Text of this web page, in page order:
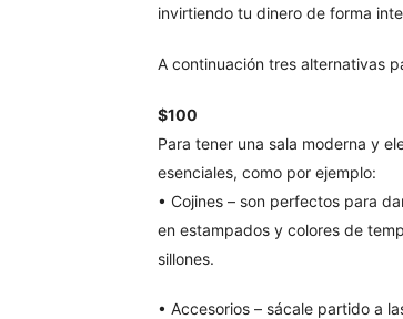
invirtiendo tu dinero de forma
A continuación tres alternativas
$100
Para tener una sala moderna y
esenciales, como por ejemplo:
• Cojines – son perfectos para
en estampados y colores de
sillones.
• Accesorios – sácale partido a